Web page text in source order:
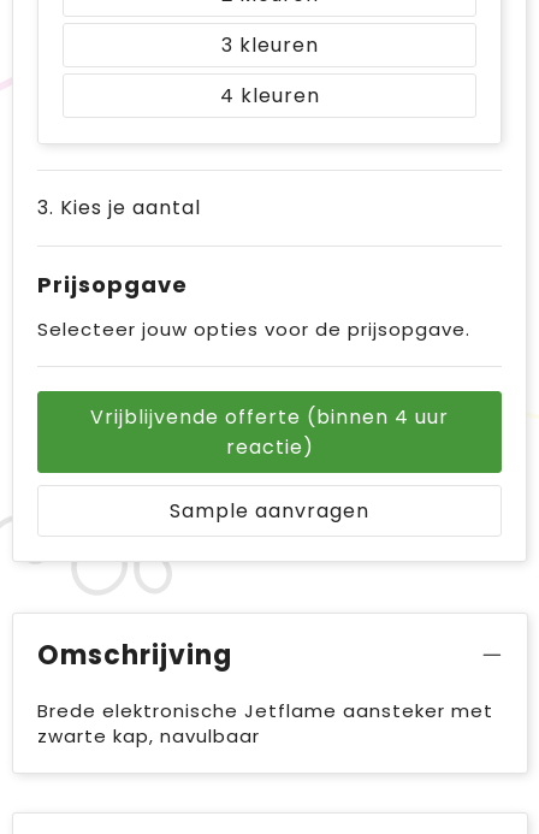
3
4
3. Kies je aantal
Prijsopgave
Selecteer jouw opties voor de prijsopgave.
Vrijblijvende offerte (binnen 4 uur
reactie)
Sample aanvragen
Omschrijving
Brede elektronische Jetflame aansteker met
zwarte kap, navulbaar